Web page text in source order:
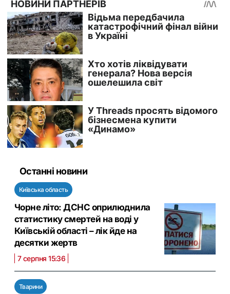
Останні новини
Київська область
Чорне літо: ДСНС оприлюднила
статистику смертей на воді у
Київській області – лік йде на
десятки жертв
7 серпня 15:36
Тварини